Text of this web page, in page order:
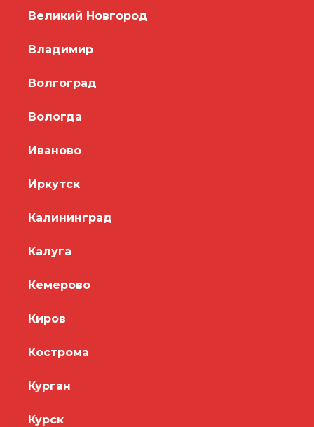
Великий Новгород
Владимир
Волгоград
Вологда
Иваново
Иркутск
Калининград
Калуга
Кемерово
Киров
Кострома
Курган
Курск